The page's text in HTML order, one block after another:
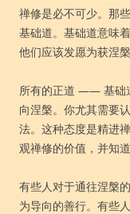
禅修是必不可少。那
基础道。基础道意味
他们应该发愿为获涅
所有的正道 —— 基础
向涅槃。你尤其需要
法。这种态度是精进
观禅修的价值，并知道
有些人对于通往涅槃
为导向的善行。有些